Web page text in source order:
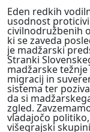
Eden redkih
usodnost
civilnodružbenih
ki se zaveda
je madžarski
Stranki
madžarske
migracij in
sistema ter
da si
zgled.
vladajočo
višegrajski